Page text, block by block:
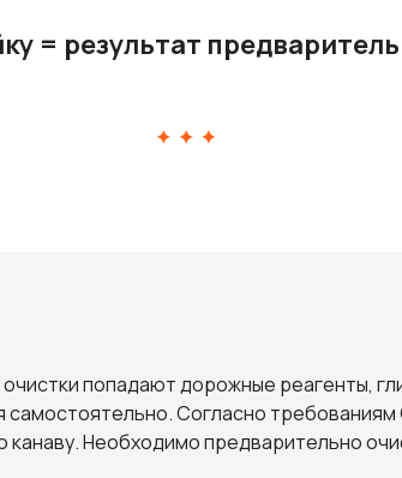
= результат
попадают дорожные реагенты,
Согласно
Необходимо предварительно